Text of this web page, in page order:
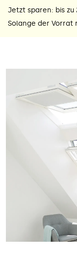
Jetzt sparen: bis zu
Solange der Vorrat